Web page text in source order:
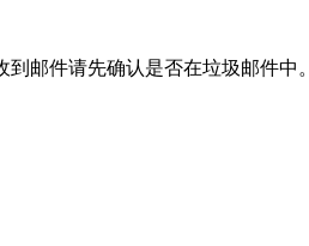
邮件请先确认是否在垃圾邮件中。